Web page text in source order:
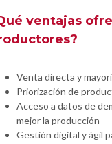
ventajas
Venta directa y
Priorización de
Acceso a datos de
mejor la producción
Gestión digital y ágil